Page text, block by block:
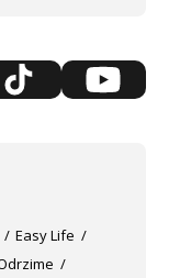
Easy Life